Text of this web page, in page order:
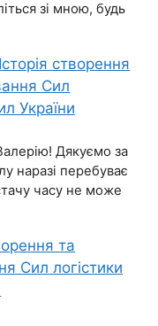
зі мною, будь
Історія створення
Сил
України
Дякуємо за
наразі перебуває
часу не може
та
Сил логістики